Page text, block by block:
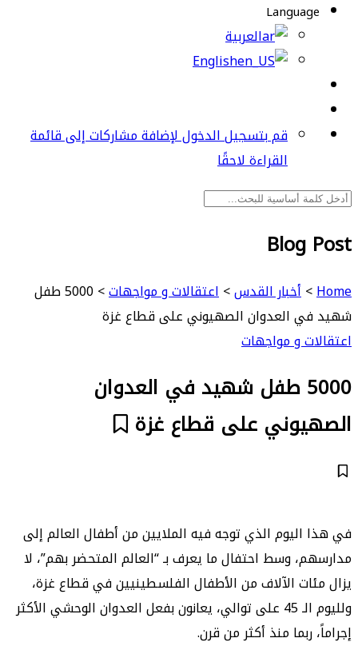
Language
العربية
English
قم بتسجيل الدخول لإضافة مشاركات إلى قائمة
القراءة لاحقًا
Blog Post
Home
>أخبار القدس>اعتقالات و مواجهات>
5000 طفل
شهيد في العدوان الصهيوني على قطاع غزة
اعتقالات و مواجهات
5000 طفل شهيد في العدوان
الصهيوني على قطاع غزة
في هذا اليوم الذي توجه فيه الملايين من أطفال العالم إلى
مدارسهم، وسط احتفال ما يعرف بـ “العالم المتحضر بهم”، لا
يزال مئات الآلاف من الأطفال الفلسطينيين في قطاع غزة،
ولليوم الـ 45 على توالي، يعانون بفعل العدوان الوحشي الأكثر
إجراماً، ربما منذ أكثر من قرن.